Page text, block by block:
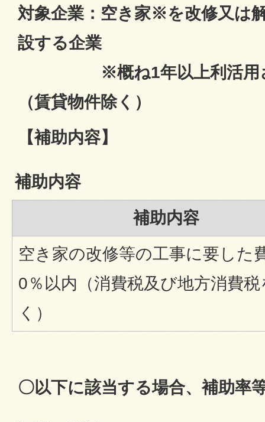
対象企業：空き家※を改修又は
設する企業
※概ね1年以上利活用さ
（賃貸物件除く）
【補助内容】
補助内容
補助内容
空き家の改修等の工事に要した
0％以内（消費税及び地方消費税
く）
〇以下に該当する場合、補助率